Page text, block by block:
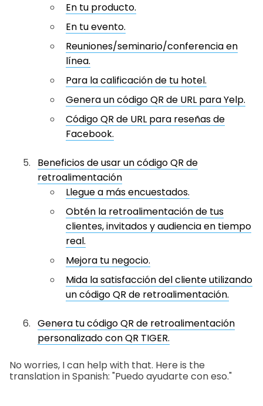
En tu producto.
En tu evento.
Reuniones/seminario/conferencia en
línea.
Para la calificación de tu hotel.
Genera un código QR de URL para Yelp.
Código QR de URL para reseñas de
Facebook.
Beneficios de usar un código QR de
retroalimentación
Llegue a más encuestados.
Obtén la retroalimentación de tus
clientes, invitados y audiencia en tiempo
real.
Mejora tu negocio.
Mida la satisfacción del cliente utilizando
un código QR de retroalimentación.
Genera tu código QR de retroalimentación
personalizado con QR TIGER.
No worries, I can help with that. Here is the
translation in Spanish: "Puedo ayudarte con eso."